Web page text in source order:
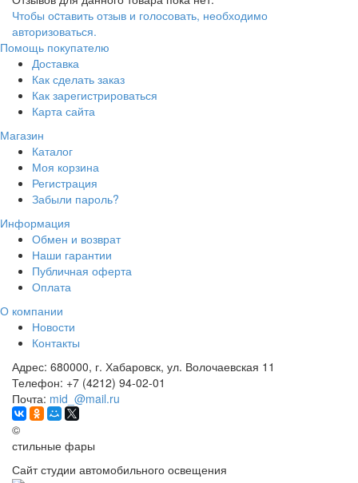
Чтобы оcтавить отзыв и голосовать, необходимо
авторизоваться.
Помощь покупателю
Доставка
Как сделать заказ
Как зарегистрироваться
Карта сайта
Магазин
Каталог
Моя корзина
Регистрация
Забыли пароль?
Информация
Обмен и возврат
Наши гарантии
Публичная оферта
Оплата
О компании
Новости
Контакты
Адрес: 680000, г. Хабаровск, ул. Волочаевская 11
Телефон: +7 (4212) 94-02-01
Почта: mid_@mail.ru
©
стильные фары
Сайт студии автомобильного освещения